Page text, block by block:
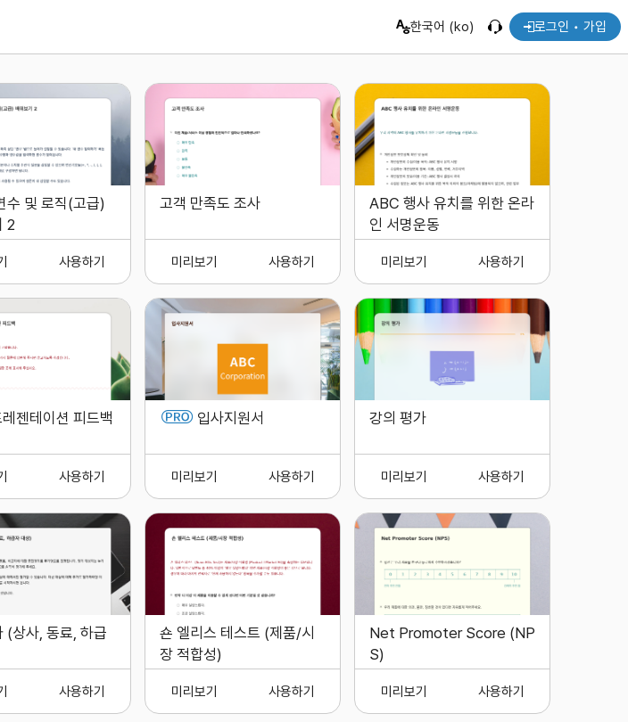
한국어 (ko) 로그인 • 가입
수 및 로직(고급)
2
사용하기
고객 만족도 조사
미리보기 사용하기
ABC 행사 유치를 위한 온라
인 서명운동
미리보기 사용하기
젠테이션 피드백
사용하기
입사지원서
미리보기 사용하기
강의 평가
미리보기 사용하기
(상사, 동료, 하급
사용하기
숀 엘리스 테스트 (제품/시
장 적합성)
미리보기 사용하기
Net Promoter Score (NP
S)
미리보기 사용하기